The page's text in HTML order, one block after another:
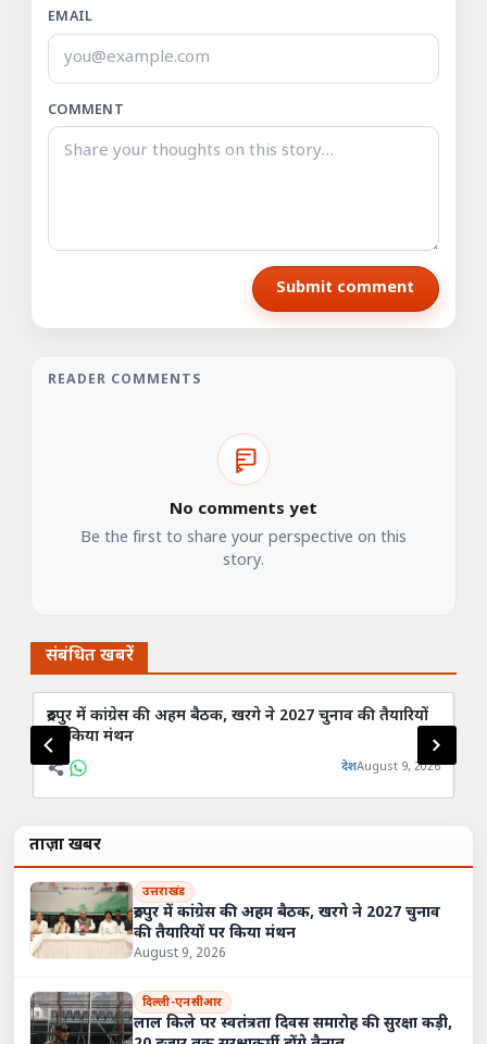
EMAIL
COMMENT
Submit comment
READER COMMENTS
No comments yet
Be the first to share your perspective on this
story.
संबंधित खबरें
रुद्रपुर में कांग्रेस की अहम बैठक, खरगे ने 2027 चुनाव की तैयारियों
पर किया मंथन
देशAugust 9, 2026
ताज़ा खबरें
उत्तराखंड
रुद्रपुर में कांग्रेस की अहम बैठक, खरगे ने 2027 चुनाव
की तैयारियों पर किया मंथन
August 9, 2026
दिल्ली-एनसीआर
लाल किले पर स्वतंत्रता दिवस समारोह की सुरक्षा कड़ी,